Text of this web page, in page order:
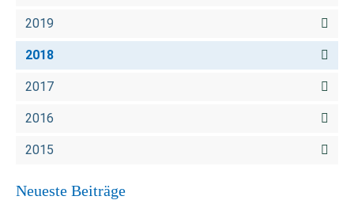
2019
2018
2017
2016
2015
Neueste Beiträge